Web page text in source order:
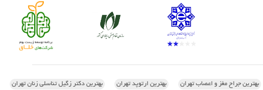
بهترین جراح مغز و اعصاب تهران بهترین ارتوپد تهران بهترین دکتر زگیل تناسلی زنان تهران